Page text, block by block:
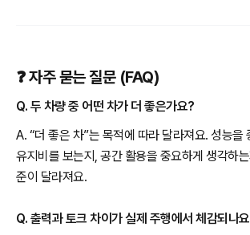
❓ 자주 묻는 질문 (FAQ)
Q. 두 차량 중 어떤 차가 더 좋은가요?
A. “더 좋은 차”는 목적에 따라 달라져요. 성능을
유지비를 보는지, 공간 활용을 중요하게 생각하
준이 달라져요.
Q. 출력과 토크 차이가 실제 주행에서 체감되나